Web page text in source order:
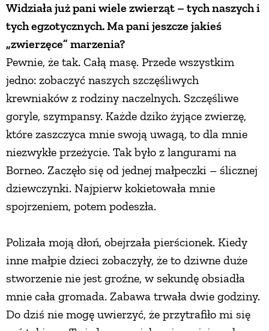
Widziała już pani wiele zwierząt – tych naszych i
tych egzotycznych. Ma pani jeszcze jakieś
„zwierzęce” marzenia?
Pewnie, że tak. Całą masę. Przede wszystkim
jedno: zobaczyć naszych szczęśliwych
krewniaków z rodziny naczelnych. Szczęśliwe
goryle, szympansy. Każde dziko żyjące zwierzę,
które zaszczyca mnie swoją uwagą, to dla mnie
niezwykłe przeżycie. Tak było z langurami na
Borneo. Zaczęło się od jednej małpeczki – ślicznej
dziewczynki. Najpierw kokietowała mnie
spojrzeniem, potem podeszła.
Polizała moją dłoń, obejrzała pierścionek. Kiedy
inne małpie dzieci zobaczyły, że to dziwne duże
stworzenie nie jest groźne, w sekundę obsiadła
mnie cała gromada. Zabawa trwała dwie godziny.
Do dziś nie mogę uwierzyć, że przytrafiło mi się